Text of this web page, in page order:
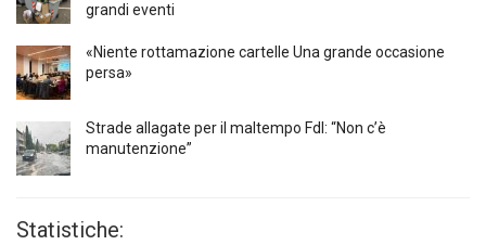
grandi eventi
«Niente rottamazione cartelle Una grande occasione
persa»
Strade allagate per il maltempo FdI: “Non c’è
manutenzione”
Statistiche: